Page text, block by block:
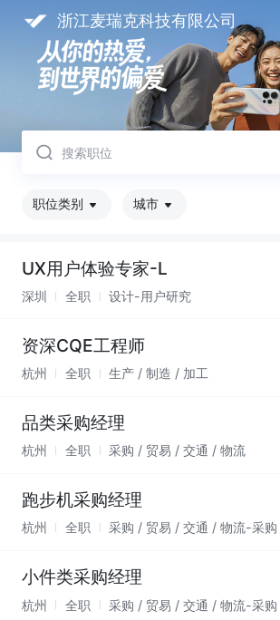
浙江麦瑞克科技有限公司
职位类别 城市
UX用户体验专家-L
深圳 全职 设计-用户研究
资深CQE工程师
杭州 全职 生产 / 制造 / 加工
品类采购经理
杭州 全职 采购 / 贸易 / 交通 / 物流
跑步机采购经理
杭州 全职 采购 / 贸易 / 交通 / 物流-采
小件类采购经理
杭州 全职 采购 / 贸易 / 交通 / 物流-采